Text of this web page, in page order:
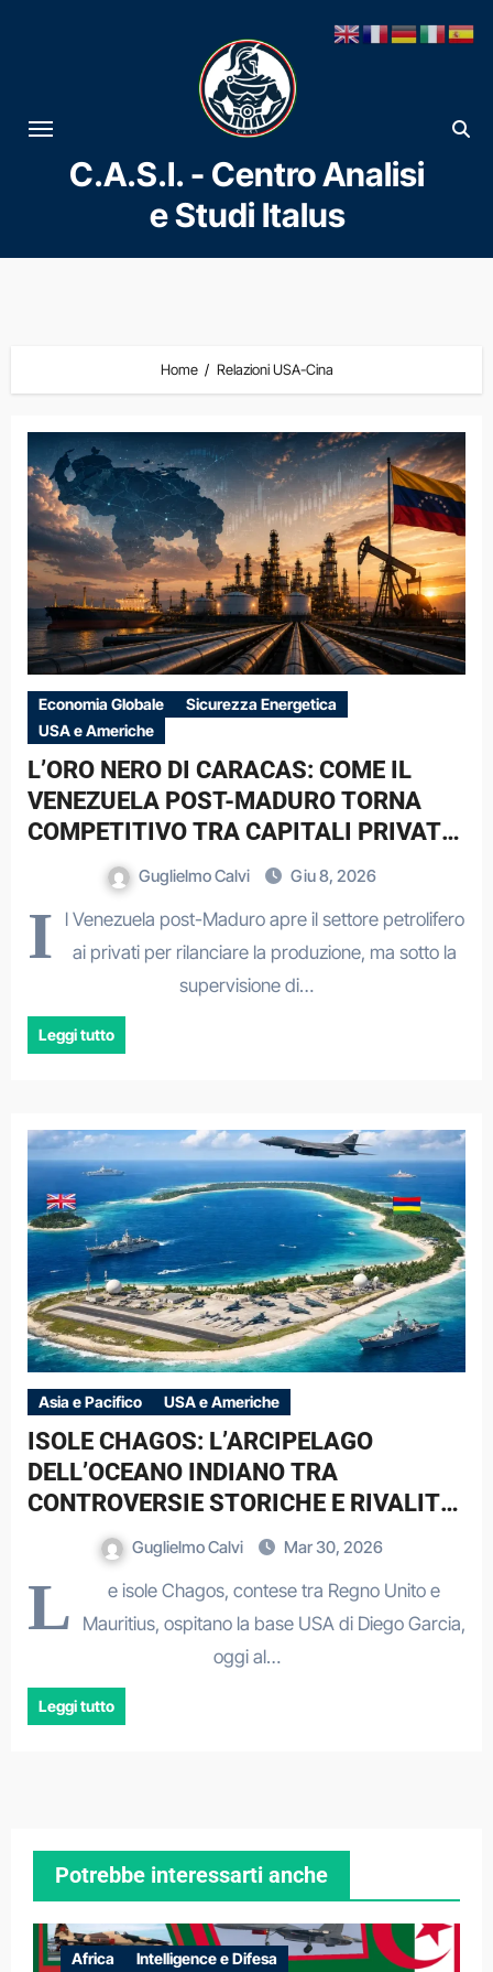
al
contenuto
C.A.S.I. - Centro Analisi
e Studi Italus
Home Relazioni USA-Cina
Economia Globale
Sicurezza Energetica
USA e Americhe
L’ORO NERO DI CARACAS: COME IL
VENEZUELA POST-MADURO TORNA
COMPETITIVO TRA CAPITALI PRIVATI
E VINCOLI ESTERNI
Guglielmo Calvi Giu 8, 2026
I
l Venezuela post-Maduro apre il settore petrolifero
ai privati per rilanciare la produzione, ma sotto la
supervisione di…
Leggi tutto
Asia e Pacifico USA e Americhe
ISOLE CHAGOS: L’ARCIPELAGO
DELL’OCEANO INDIANO TRA
CONTROVERSIE STORICHE E RIVALITÀ
USA-CINAGuglielmo Calvi Mar 30, 2026
L
e isole Chagos, contese tra Regno Unito e
Mauritius, ospitano la base USA di Diego Garcia,
oggi al…
Leggi tutto
Potrebbe interessarti anche
Africa Intelligence e Difesa